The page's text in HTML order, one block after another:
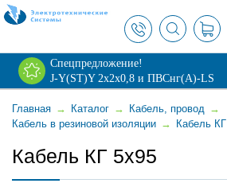
Спецпредложение!
J-Y(ST)Y 2х2х0,8 и ПВСнг(А)-LS
Главная → Каталог → Кабель, провод →
Кабель в резиновой изоляции → Кабель КГ
Кабель КГ 5x95